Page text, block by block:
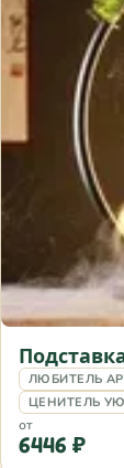
ЛЮБИТЕЛЬ
ЦЕНИТЕЛЬ
от
6446 ₽